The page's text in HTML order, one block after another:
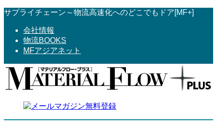
コ
へ
ス
ナ
ョ
ン
サプライチェーン～物流高速化へのどこでもドア[MF+]
会社情報
物流BOOKS
MFアジアネット